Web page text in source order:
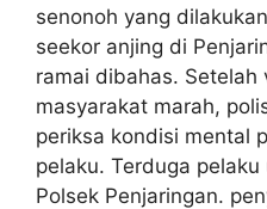
senonoh yang
seekor anjing di
ramai dibahas.
masyarakat marah,
periksa kondisi mental
pelaku. Terduga
Polsek Penjaringan.